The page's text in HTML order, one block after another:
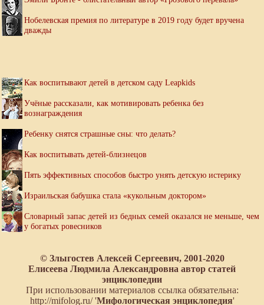
Нобелевская премия по литературе в 2019 году будет вручена
дважды
Как воспитывают детей в детском саду Leapkids
Учёные рассказали, как мотивировать ребенка без
вознаграждения
Ребенку снятся страшные сны: что делать?
Как воспитывать детей-близнецов
Пять эффективных способов быстро унять детскую истерику
Израильская бабушка стала «кукольным доктором»
Словарный запас детей из бедных семей оказался не меньше, чем
у богатых ровесников
© Злыгостев Алексей Сергеевич, 2001-2020
Елисеева Людмила Александровна автор статей
энциклопедии
При использовании материалов ссылка обязательна:
http://mifolog.ru/ 'Мифологическая энциклопедия'